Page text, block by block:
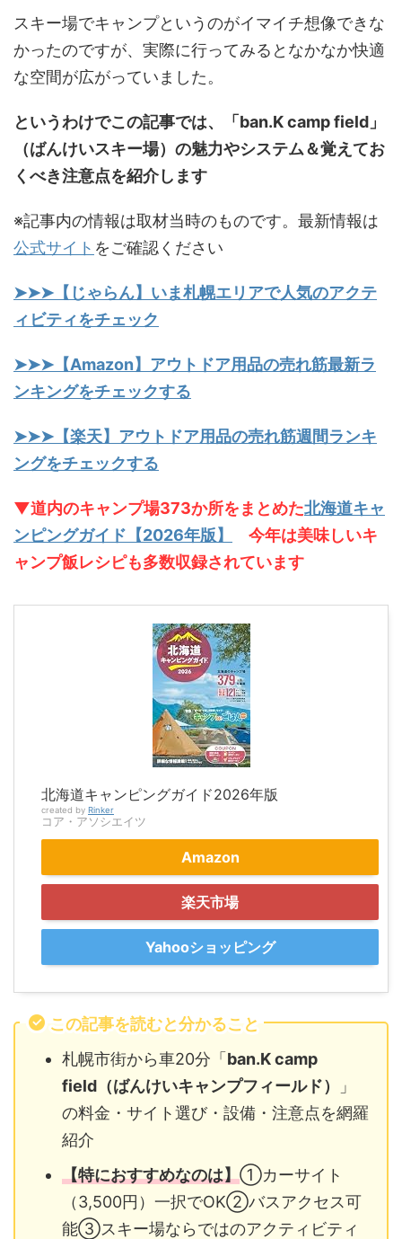
スキー場でキャンプというのがイマイチ想像できな
かったのですが、実際に行ってみるとなかなか快適
な空間が広がっていました。
というわけでこの記事では、「ban.K camp field」
（ばんけいスキー場）の魅力やシステム＆覚えてお
くべき注意点を紹介します
※記事内の情報は取材当時のものです。最新情報は
公式サイト をご確認ください
➤➤➤【じゃらん】いま札幌エリアで人気のアクテ
ィビティをチェック
➤➤➤【Amazon】アウトドア用品の売れ筋最新ラ
ンキングをチェックする
➤➤➤【楽天】アウトドア用品の売れ筋週間ランキ
ングをチェックする
▼道内のキャンプ場373か所をまとめた北海道キャ
ンピングガイド【2026年版】
今年は美味しいキ
ャンプ飯レシピも多数収録されています
北海道キャンピングガイド2026年版
created by Rinker
コア・アソシエイツ
Amazon
楽天市場
Yahooショッピング
この記事を読むと分かること
札幌市街から車20分「ban.K camp
field（ばんけいキャンプフィールド）
」
の料金・サイト選び・設備・注意点を網羅
紹介
【特におすすめなのは】①カーサイト
（3,500円）一択でOK②バスアクセス可
能③スキー場ならではのアクティビティ